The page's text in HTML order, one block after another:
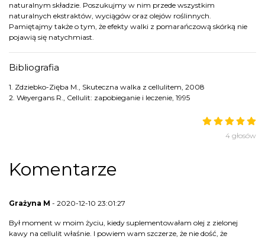
naturalnym składzie. Poszukujmy w nim przede wszystkim
naturalnych ekstraktów, wyciągów oraz olejów roślinnych.
Pamiętajmy także o tym, że efekty walki z pomarańczową skórką nie
pojawią się natychmiast.
Bibliografia
1. Zdziebko-Zięba M., Skuteczna walka z cellulitem, 2008
2. Weyergans R., Cellulit: zapobieganie i leczenie, 1995
4 głosów
Komentarze
Grażyna M - 2020-12-10 23:01:27
Był moment w moim życiu, kiedy suplementowałam olej z zielonej
kawy na cellulit właśnie. I powiem wam szczerze, że nie dość, że